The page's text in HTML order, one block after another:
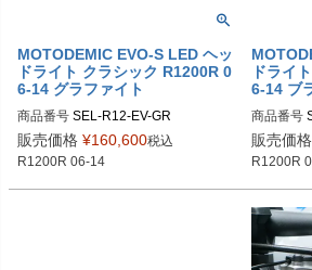
MOTODEMIC EVO-S LED ヘッ
ドライト クラシック R1200R 0
6-14 グラファイト
商品番号 SEL-R12-EV-GR
https://motodemic.com/shop/bmw-r1
販売価格 ¥160,600税込
R1200R 06-14
ドライ
6-14 ブ
商品番号
https://
SKU：
SKU：
販売価格
R1200R